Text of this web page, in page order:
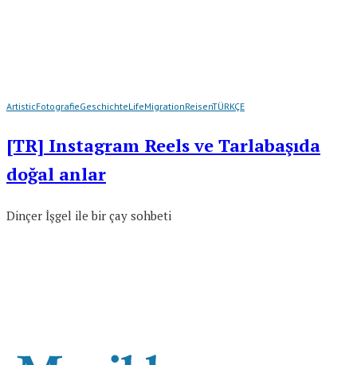
ArtisticFotografieGeschichteLifeMigrationReisenTÜRKÇE
[TR] Instagram Reels ve Tarlabaşıda
doğal anlar
Dinçer İşgel ile bir çay sohbeti